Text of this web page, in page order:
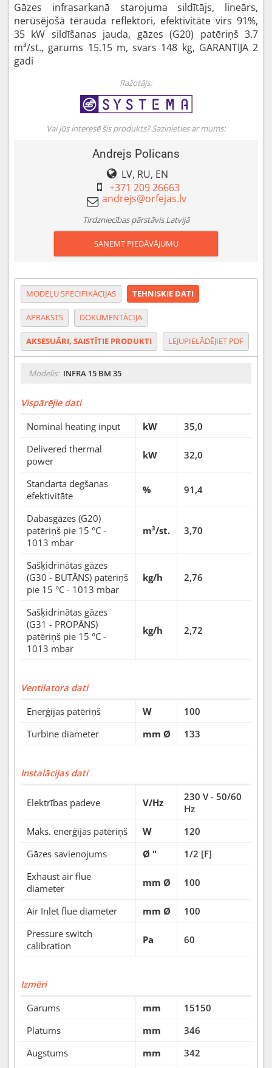
Gāzes infrasarkanā starojuma sildītājs, lineārs,
nerūsējošā tērauda reflektori, efektivitāte virs 91%,
35 kW sildīšanas jauda, gāzes (G20) patēriņš 3.7
m³/st., garums 15.15 m, svars 148 kg, GARANTIJA 2
gadi
Ražotājs:
Vai jūs interesē šis produkts? Sazinieties ar mums:
Andrejs Policans
LV, RU, EN
+371 209 26663
Tirdzniecības pārstāvis Latvijā
SAŅEMT PIEDĀVĀJUMU
MODEĻU SPECIFIKĀCIJAS TEHNISKIE DATI
APRAKSTS DOKUMENTĀCIJA
AKSESUĀRI, SAISTĪTIE PRODUKTI LEJUPIELĀDĒJIET PDF
Modelis: INFRA 15 BM 35
Vispārējie dati
Nominal heating input
kW
35,0
Delivered thermal
power
kW 32,0
Standarta degšanas
efektivitāte
% 91,4
Dabasgāzes (G20)
patēriņš pie 15 °C -
1013 mbar
m³/st. 3,70
Sašķidrinātas gāzes
(G30 - BUTĀNS) patēriņš
pie 15 °C - 1013 mbar
kg/h 2,76
Sašķidrinātas gāzes
(G31 - PROPĀNS)
patēriņš pie 15 °C -
1013 mbar
kg/h 2,72
Ventilatora dati
Enerģijas patēriņš
W
100
Turbine diameter
mm Ø 133
Instalācijas dati
Elektrības padeve V/Hz
230 V - 50/60
Hz
Maks. enerģijas patēriņš
W
120
Gāzes savienojums
Ø "
1/2 [F]
Exhaust air flue
diameter
mm Ø 100
Air Inlet flue diameter mm Ø
100
Pressure switch
calibration
Pa 60
Izmēri
Garums
mm
15150
Platums
mm
346
Augstums
mm 342